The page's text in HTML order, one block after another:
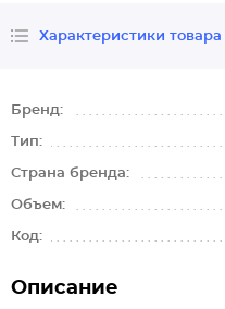
Характеристики товара
Бренд:
Тип:
Страна бренда:
Объем:
Код:
Описание